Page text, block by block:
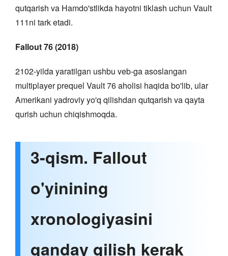
qutqarish va Hamdo'stlikda hayotni tiklash uchun Vault
111ni tark etadi.
Fallout 76 (2018)
2102-yilda yaratilgan ushbu veb-ga asoslangan
multiplayer prequel Vault 76 aholisi haqida bo'lib, ular
Amerikani yadroviy yo'q qilishdan qutqarish va qayta
qurish uchun chiqishmoqda.
3-qism. Fallout
o'yinining
xronologiyasini
qanday qilish kerak